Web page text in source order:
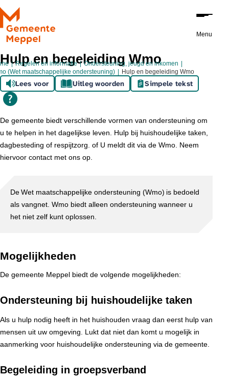
Ga naar de inhoud
Menu
Regelen en informatie
Ondersteuning, jeugd en inkomen
(Wet maatschappelijke ondersteuning)
Hulp en begeleiding Wmo
Hulp en begeleiding Wmo
Lees voor Uitleg woorden Simpele tekst
De gemeente biedt verschillende vormen van ondersteuning om
u te helpen in het dagelijkse leven. Hulp bij huishoudelijke taken,
dagbesteding of respijtzorg. of U meldt dit via de Wmo. Neem
hiervoor contact met ons op.
De Wet maatschappelijke ondersteuning (Wmo) is bedoeld
als vangnet. Wmo biedt alleen ondersteuning wanneer u
het niet zelf kunt oplossen.
Mogelijkheden
De gemeente Meppel biedt de volgende mogelijkheden:
Ondersteuning bij huishoudelijke taken
Als u hulp nodig heeft in het huishouden vraag dan eerst hulp van
mensen uit uw omgeving. Lukt dat niet dan komt u mogelijk in
aanmerking voor huishoudelijke ondersteuning via de gemeente.
Begeleiding in groepsverband